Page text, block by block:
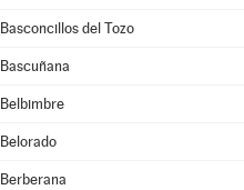
Basconcillos del Tozo
Bascuñana
Belbimbre
Belorado
Berberana